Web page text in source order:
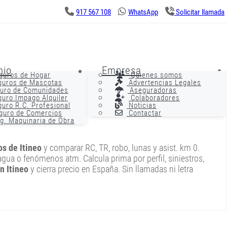
917 567 108 WhatsApp Solicitar llamada
de Hogar
de Mascotas
de Comunidades
Impago Alquiler
R.C. Profesional
de Comercios
Maquinaria de Obra
EmpresaQuienes somos
Advertencias Legales
Aseguradoras
Colaboradores
Noticias
Contactar
de Itineoy comparar RC, TR, robo, lunas y asist. km 0.
o fenómenos atm. Calcula prima por perfil, siniestros,
Itineoy cierra precio en España. Sin llamadas ni letra